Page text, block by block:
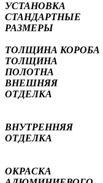
УСТАНОВКА
СТАНДАРТНЫЕ
РАЗМЕРЫ
ТОЛЩИНА КОРОБА
ТОЛЩИНА
ПОЛОТНА
ВНЕШНЯЯ
ОТДЕЛКА
ВНУТРЕННЯЯ
ОТДЕЛКА
ОКРАСКА